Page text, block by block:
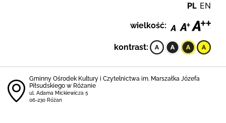
PL EN
wielkość:
kontrast:
Gminny Ośrodek Kultury i Czytelnictwa im. Marszałka Józefa
Piłsudskiego w Różanie
ul. Adama Mickiewicza 5
06-230 Różan